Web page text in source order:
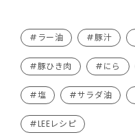
#ラー油 #豚汁
#豚ひき肉 #にら
#塩 #サラダ油
#LEEレシピ